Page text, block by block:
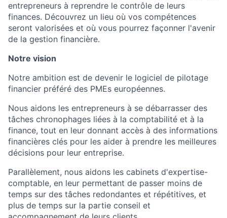
entrepreneurs à reprendre le contrôle de leurs
finances. Découvrez un lieu où vos compétences
seront valorisées et où vous pourrez façonner l'avenir
de la gestion financière.
Notre vision
Notre ambition est de devenir le logiciel de pilotage
financier préféré des PMEs européennes.
Nous aidons les entrepreneurs à se débarrasser des
tâches chronophages liées à la comptabilité et à la
finance, tout en leur donnant accès à des informations
financières clés pour les aider à prendre les meilleures
décisions pour leur entreprise.
Parallèlement, nous aidons les cabinets d'expertise-
comptable, en leur permettant de passer moins de
temps sur des tâches redondantes et répétitives, et
plus de temps sur la partie conseil et